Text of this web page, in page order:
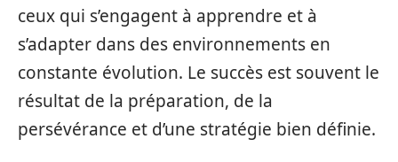
ceux qui s’engagent à apprendre et à
s’adapter dans des environnements en
constante évolution. Le succès est souvent le
résultat de la préparation, de la
persévérance et d’une stratégie bien définie.